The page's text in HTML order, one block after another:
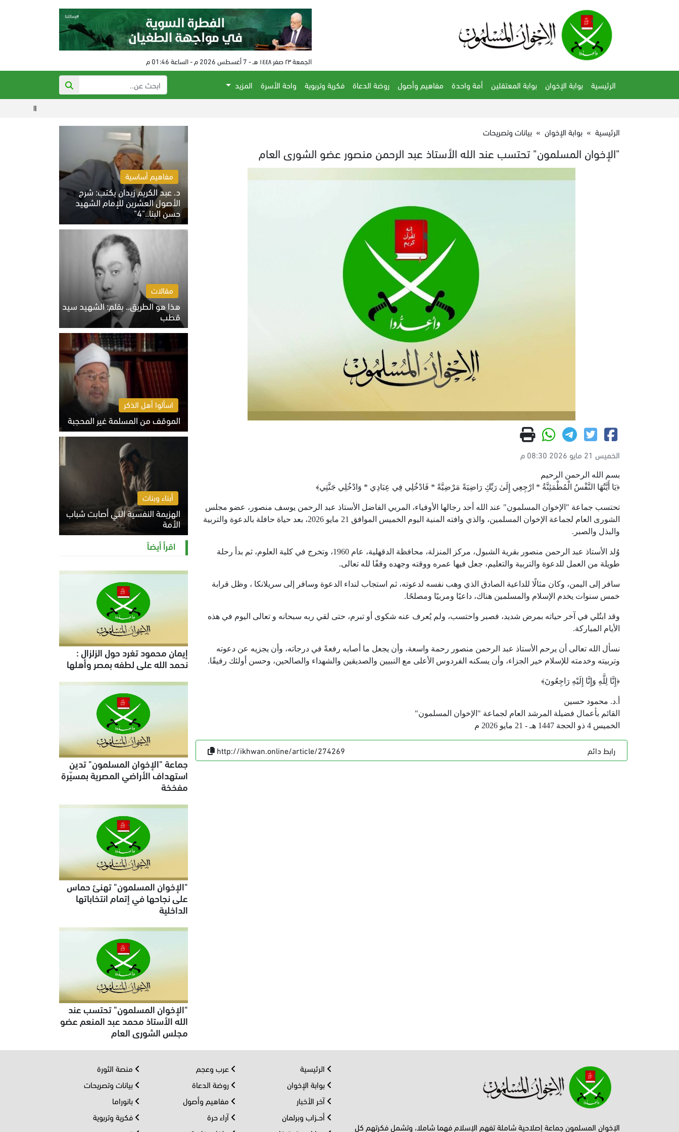
الجمعة ٢٣ صفر ١٤٤٨ هـ - 7 أغسطس 2026 م - الساعة 01:46 م
الرئيسية بوابة الإخوان بوابة المعتقلين أمة واحدة مفاهيم وأصول روضة الدعاة فكرية وتربوية واحة الأسرة
المزيد
الحكم على مفتي النظام
الرئيسية » بوابة الإخوان » بيانات وتصريحات
"‏الإخوان المسلمون" تحتسب عند الله الأستاذ عبد الرحمن منصور عضو الشورى العام
الخميس 21 مايو 2026 08:30 م
بسم الله الرحمن الرحيم
﴿يَا أَيَّتُهَا النَّفْسُ الْمُطْمَئِنَّةُ * ارْجِعِي إِلَىٰ رَبِّكِ رَاضِيَةً مَرْضِيَّةً * فَادْخُلِي فِي عِبَادِي * وَادْخُلِي جَنَّتِي﴾
تحتسب جماعة "الإخوان المسلمون" عند الله أحد رجالها الأوفياء، المربي الفاضل الأستاذ عبد الرحمن يوسف منصور، عضو مجلس
الشورى العام لجماعة الإخوان المسلمين، والذي وافته المنية اليوم الخميس الموافق 21 مايو 2026، بعد حياة حافلة بالدعوة والتربية
والبذل والصبر.
وُلد الأستاذ عبد الرحمن منصور بقرية الشبول، مركز المنزلة، محافظة الدقهلية، عام 1960، وتخرج في كلية العلوم، ثم بدأ رحلة
طويلة من العمل للدعوة والتربية والتعليم، جعل فيها عمره ووقته وجهده وقفًا لله تعالى.
سافر إلى اليمن، وكان مثالًا للداعية الصادق الذي وهب نفسه لدعوته، ثم استجاب لنداء الدعوة وسافر إلى سريلانكا ، وظل قرابة
خمس سنوات يخدم الإسلام والمسلمين هناك، داعيًا ومربيًا ومصلحًا.
وقد ابتُلي في آخر حياته بمرض شديد، فصبر واحتسب، ولم يُعرف عنه شكوى أو تبرم، حتى لقي ربه سبحانه و تعالى اليوم في هذه
الأيام المباركة.
نسأل الله تعالى أن يرحم الأستاذ عبد الرحمن منصور رحمة واسعة، وأن يجعل ما أصابه رفعةً في درجاته، وأن يجزيه عن دعوته
وتربيته وخدمته للإسلام خير الجزاء، وأن يسكنه الفردوس الأعلى مع النبيين والصديقين والشهداء والصالحين، وحسن أولئك رفيقًا.
﴿إِنَّا لِلَّهِ وَإِنَّا إِلَيْهِ رَاجِعُونَ﴾
أ.د. محمود حسين
القائم بأعمال فضيلة المرشد العام لجماعة "الإخوان المسلمون"
الخميس 4 ذو الحجة 1447 هـ - 21 مايو 2026 م
رابط دائم http://ikhwan.online/article/274269
مفاهيم أساسية
د. عبد الكريم زيدان يكتب: شرح
الأصول العشرين للإمام الشهيد
حسن البنا.."4"
الخميس 6 أغسطس 2026 10:27 ص
مقالات
هذا هو الطريق.. بقلم: الشهيد سيد
قطب
الخميس 6 أغسطس 2026 10:52 ص
اسألوا أهل الذكر
الموقف من المسلمة غير المحجبة
الخميس 6 أغسطس 2026 10:45 ص
أبناء وبنات
الهزيمة النفسية التي أصابت شباب
الأمة
الخميس 6 أغسطس 2026 11:12 ص
اقرأ أيضاً
إيمان محمود تغرد حول الزلزال :
نحمد الله على لطفه بمصر وأهلها
جماعة "الإخوان المسلمون" تدين
استهداف الأراضي المصرية بمسيّرة
مفخخة
"الإخوان المسلمون" تهنئ حماس
على نجاحها في إتمام انتخاباتها
الداخلية
"الإخوان المسلمون" تحتسب عند
الله الأستاذ محمد عبد المنعم عضو
مجلس الشورى العام
الإخوان المسلمون جماعة إصلاحية شاملة تفهم الإسلام فهما شاملا، وتشمل فكرتهم كل
الرئيسية
بوابة الإخوان
آخر الأخبار
أحــزاب وبرلمان
عرب وعجم
روضة الدعاة
مفاهيم وأصول
آراء حرة
منصة الثورة
بيانات وتصريحات
بانوراما
فكرية وتربوية